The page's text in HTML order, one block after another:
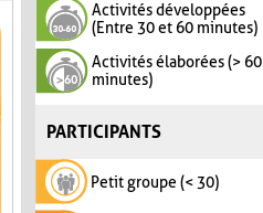
Activités développées
(Entre 30 et 60 minutes)
Activités élaborées (> 60
minutes)
PARTICIPANTS
Petit groupe (< 30)